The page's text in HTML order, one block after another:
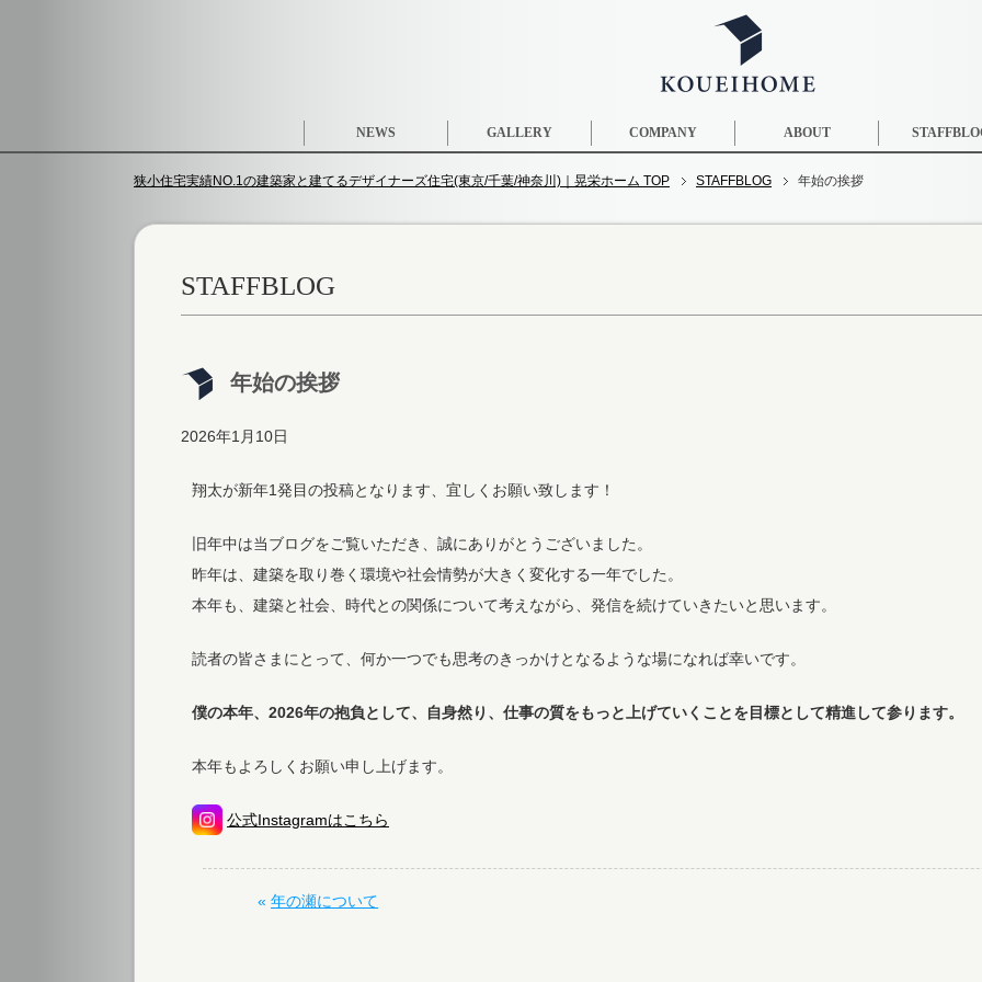
NEWS GALLERY COMPANY ABOUT
狭小住宅実績NO.1の建築家と建てるデザイナーズ住宅(東京/千葉/神奈川)｜晃栄ホーム TOP STAFFBLOG 年始の挨拶
STAFFBLOG
年始の挨拶
2026年1月10日
翔太が新年1発目の投稿となります、宜しくお願い致します！
旧年中は当ブログをご覧いただき、誠にありがとうございました。
昨年は、建築を取り巻く環境や社会情勢が大きく変化する一年でした。
本年も、建築と社会、時代との関係について考えながら、発信を続けていきたいと思います。
読者の皆さまにとって、何か一つでも思考のきっかけとなるような場になれば幸いです。
僕の本年、2026年の抱負として、自身然り、仕事の質をもっと上げていくことを目標として精進して参ります。
本年もよろしくお願い申し上げます。
公式Instagramはこちら
« 年の瀬について